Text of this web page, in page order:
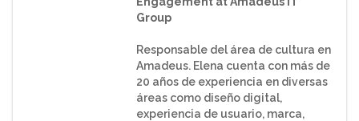
Group
Responsable del área de cultura en
Amadeus. Elena cuenta con más de
20 años de experiencia en diversas
áreas como diseño digital,
experiencia de usuario, marca,